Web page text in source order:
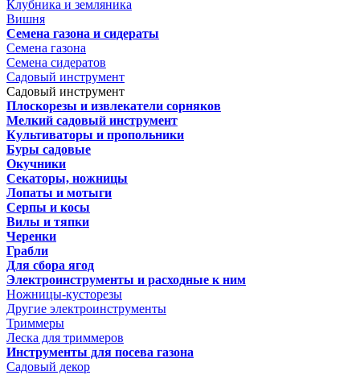
Клубника и земляника
Вишня
Семена газона и сидераты
Семена газона
Семена сидератов
Садовый инструмент
Садовый инструмент
Плоскорезы и извлекатели сорняков
Мелкий садовый инструмент
Культиваторы и пропольники
Буры садовые
Окучники
Секаторы, ножницы
Лопаты и мотыги
Серпы и косы
Вилы и тяпки
Черенки
Грабли
Для сбора ягод
Электроинструменты и расходные к ним
Ножницы-кусторезы
Другие электроинструменты
Триммеры
Леска для триммеров
Инструменты для посева газона
Садовый декор